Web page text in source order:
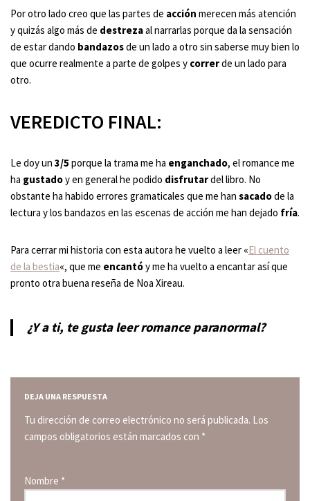
Por otro lado creo que las partes de acción merecen más atención
y quizás algo más de destrezaal narrarlas porque da la sensación
de estar dando bandazosde un lado a otro sin saberse muy bien lo
que ocurre realmente a parte de golpes y correrde un lado para
otro.
VEREDICTO FINAL:
Le doy un 3/5 porque la trama me ha enganchado, el romance me
ha gustadoy en general he podido disfrutardel libro. No
obstante ha habido errores gramaticales que me han sacadode la
lectura y los bandazos en las escenas de acción me han dejado fría.
Para cerrar mi historia con esta autora he vuelto a leer «El cuento
de la bestia«, que me encantóy me ha vuelto a encantar así que
pronto otra buena reseña de Noa Xireau.
¿Y a ti, te gusta leer romance paranormal?
DEJA UNA RESPUESTA
Tu dirección de correo electrónico no será publicada. Los
campos obligatorios están marcados con *
Nombre *